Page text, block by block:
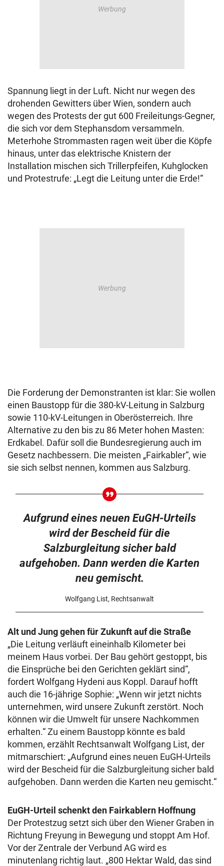
Spannung liegt in der Luft. Nicht nur wegen des
drohenden Gewitters über Wien, sondern auch
wegen des Protests der gut 600 Freileitungs-Gegner,
die sich vor dem Stephansdom versammeln.
Meterhohe Strommasten ragen weit über die Köpfe
hinaus, unter das elektrische Knistern der
Installation mischen sich Trillerpfeifen, Kuhglocken
und Protestrufe: „Legt die Leitung unter die Erde!“
Die Forderung der Demonstranten ist klar: Sie wollen
einen Baustopp für die 380-kV-Leitung in Salzburg
sowie 110-kV-Leitungen in Oberösterreich. Ihre
Alternative zu den bis zu 86 Meter hohen Masten:
Erdkabel. Dafür soll die Bundesregierung auch im
Gesetz nachbessern. Die meisten „Fairkabler“, wie
sie sich selbst nennen, kommen aus Salzburg.
Aufgrund eines neuen EuGH-Urteils
wird der Bescheid für die
Salzburgleitung sicher bald
aufgehoben. Dann werden die Karten
neu gemischt.
Wolfgang List, Rechtsanwalt
Alt und Jung gehen für Zukunft auf die Straße
„Die Leitung verläuft eineinhalb Kilometer bei
meinem Haus vorbei. Der Bau gehört gestoppt, bis
die Einsprüche bei den Gerichten geklärt sind“,
fordert Wolfgang Hydeni aus Koppl. Darauf hofft
auch die 16-jährige Sophie: „Wenn wir jetzt nichts
unternehmen, wird unsere Zukunft zerstört. Noch
können wir die Umwelt für unsere Nachkommen
erhalten.“ Zu einem Baustopp könnte es bald
kommen, erzählt Rechtsanwalt Wolfgang List, der
mitmarschiert: „Aufgrund eines neuen EuGH-Urteils
wird der Bescheid für die Salzburgleitung sicher bald
aufgehoben. Dann werden die Karten neu gemischt.“
EuGH-Urteil schenkt den Fairkablern Hoffnung
Der Protestzug setzt sich über den Wiener Graben in
Richtung Freyung in Bewegung und stoppt Am Hof.
Vor der Zentrale der Verbund AG wird es
minutenlang richtig laut. „800 Hektar Wald, das sind